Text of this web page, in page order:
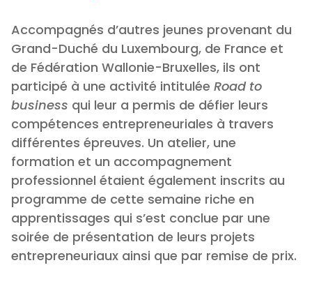
Accompagnés d’autres jeunes provenant du
Grand-Duché du Luxembourg, de France et
de Fédération Wallonie-Bruxelles, ils ont
participé à une activité intitulée Road to
business qui leur a permis de défier leurs
compétences entrepreneuriales à travers
différentes épreuves. Un atelier, une
formation et un accompagnement
professionnel étaient également inscrits au
programme de cette semaine riche en
apprentissages qui s’est conclue par une
soirée de présentation de leurs projets
entrepreneuriaux ainsi que par remise de prix.